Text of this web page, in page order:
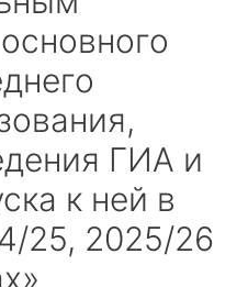
ГИА и
к ней в
25, 2025/26